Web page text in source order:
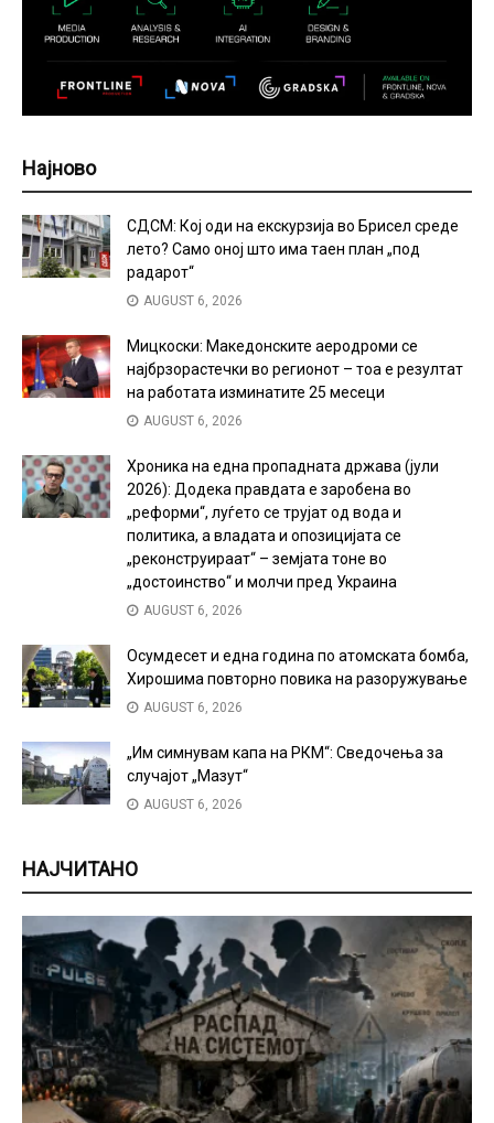
Најново
СДСМ: Кој оди на екскурзија во Брисел среде
лето? Само оној што има таен план „под
радарот“
AUGUST 6, 2026
Мицкоски: Македонските аеродроми се
најбрзорастечки во регионот – тоа е резултат
на работата изминатите 25 месеци
AUGUST 6, 2026
Хроника на една пропадната држава (јули
2026): Додека правдата е заробена во
„реформи“, луѓето се трујат од вода и
политика, а владата и опозицијата се
„реконструираат“ – земјата тоне во
„достоинство“ и молчи пред Украина
AUGUST 6, 2026
Осумдесет и една година по атомската бомба,
Хирошима повторно повика на разоружување
AUGUST 6, 2026
„Им симнувам капа на РКМ“: Сведочења за
случајот „Мазут“
AUGUST 6, 2026
НАЈЧИТАНО